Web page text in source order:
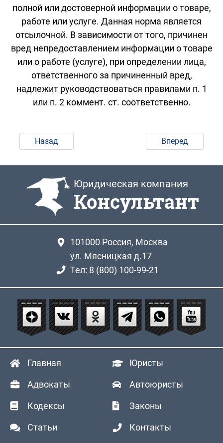
полной или достоверной информации о товаре,
работе или услуге. Данная норма является
отсылочной. В зависимости от того, причинен
вред непредоставлением информации о товаре
или о работе (услуге), при определении лица,
ответственного за причиненный вред,
надлежит руководствоваться правилами п. 1
или п. 2 коммент. ст. соответственно.
Назад Вперед
Юридическая компания
Консультант
101000 Россия, Москва
ул. Мясницкая д.17
Тел: 8 (800) 100-99-21
Главная Юристы
Адвокаты Автоюристы
Кодексы Законы
Статьи Контакты